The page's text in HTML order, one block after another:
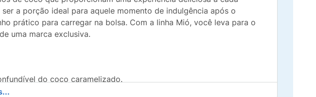
a porção ideal para aquele momento de indulgência após o
prático para carregar na bolsa. Com a linha Mió, você leva para o
uma marca exclusiva.
do coco caramelizado.